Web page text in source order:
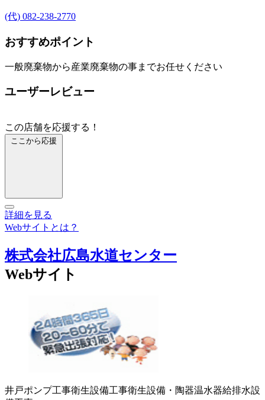
(代) 082-238-2770
おすすめポイント
一般廃棄物から産業廃棄物の事までお任せください
ユーザーレビュー
この店舗を応援する！
ここから応援
詳細を見る
Webサイトとは？
株式会社広島水道センター
Webサイト
井戸ポンプ工事衛生設備工事衛生設備・陶器温水器給排水設